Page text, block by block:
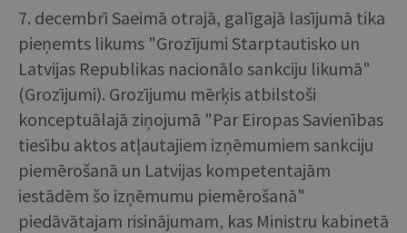
7. decembrī Saeimā otrajā, galīgajā lasījumā tika
pieņemts likums "Grozījumi Starptautisko un
Latvijas Republikas nacionālo sankciju likumā"
(Grozījumi). Grozījumu mērķis atbilstoši
konceptuālajā ziņojumā "Par Eiropas Savienības
tiesību aktos atļautajiem izņēmumiem sankciju
piemērošanā un Latvijas kompetentajām
iestādēm šo izņēmumu piemērošanā"
piedāvātajam risinājumam, kas Ministru kabinetā